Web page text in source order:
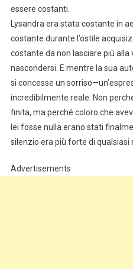
essere costanti.
Lysandra era stata costante in
costante durante l’ostile
costante da non lasciare più
nascondersi. E mentre la sua
si concesse un
incredibilmente reale. Non
finita, ma perché coloro che
lei fosse nulla erano stati
silenzio era più forte di qualsiasi
Advertisements